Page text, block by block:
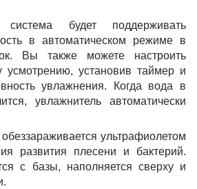
система будет поддерживать
в автоматическом режиме в
Вы также можете настроить
усмотрению, установив таймер и
увлажнения. Когда вода в
увлажнитель автоматически
ультрафиолетом
развития плесени и бактерий.
с базы, наполняется сверху и